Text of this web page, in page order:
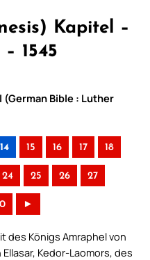
Kapitel –
1545
Bible : Luther
14 15 16 17 18
24 25 26 27
►
des Königs Amraphel von
Kedor-Laomors, des